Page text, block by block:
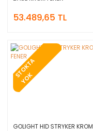
53.489,65 TL
S
T
O
K
T
A
Y
O
K
GOLIGHT HID STRYKER KROM